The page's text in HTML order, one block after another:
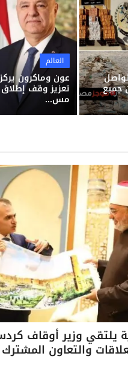
جميع
العالم
عون وماكرون
تعزيز وقف إطلاق
مس...
يلتقي وزير أوقاف
والتعاون المشترك